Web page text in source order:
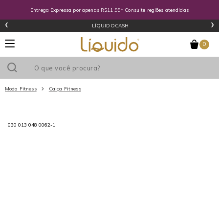
Entrega Expressa por apenas R$11,99* Consulte regiões atendidas
LÍQUIDOCASH
‹ ›
0
Moda Fitness Calça Fitness
030 013 048 0062-1